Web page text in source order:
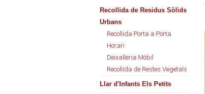
Recollida de Residus Sòlids
Urbans
Recollida Porta a Porta
Horari
Deixalleria Mòbil
Recollida de Restes Vegetals
Llar d'Infants Els Petits